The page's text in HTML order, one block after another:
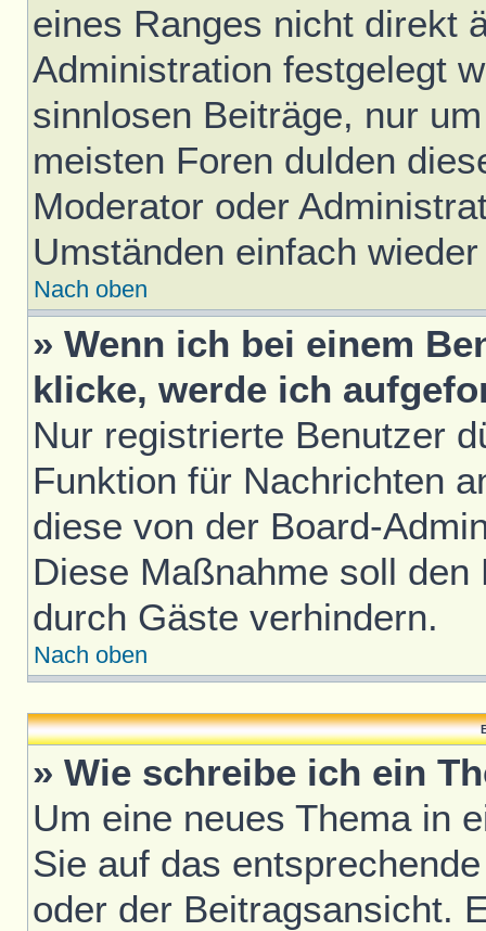
eines Ranges nicht direkt
Administration festgelegt
sinnlosen Beiträge, nur
meisten Foren dulden
Moderator oder
Umständen einfach
Nach oben
» Wenn ich bei einem
klicke, werde ich
Nur registrierte Benutzer
Funktion für Nachrichten
diese von der Board-
Diese Maßnahme soll
durch Gäste verhindern.
Nach oben
» Wie schreibe ich ein
Um eine neues Thema in
Sie auf das
oder der Beitragsansicht.